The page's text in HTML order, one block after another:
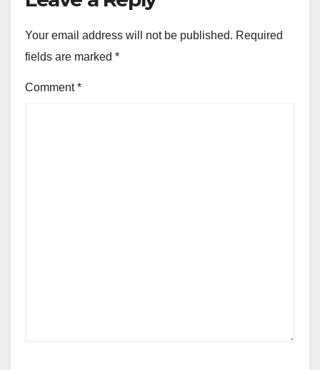
Your email address will not be published. Required
fields are marked *
Comment*